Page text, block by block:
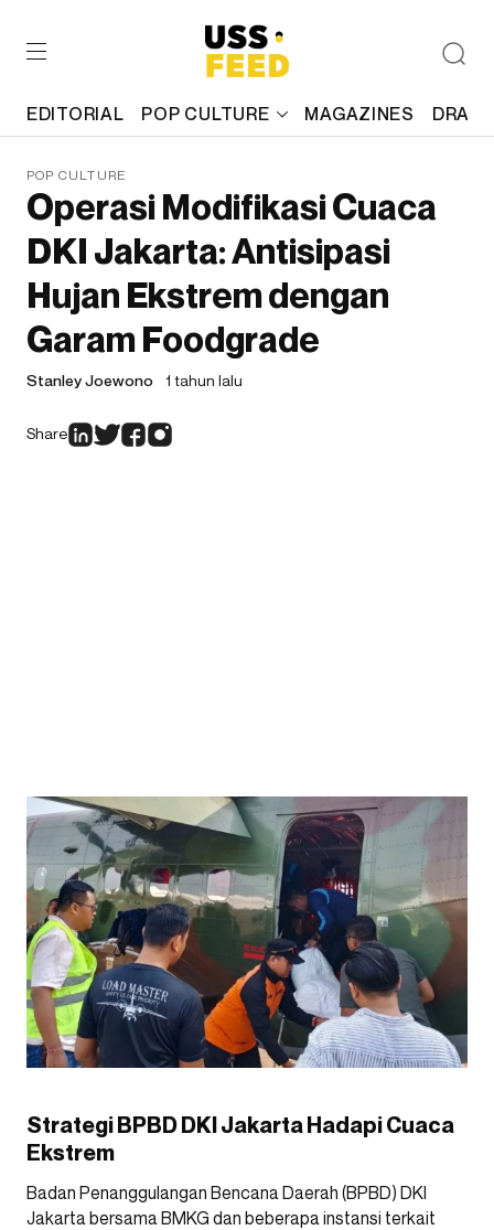
EDITORIAL POP CULTURE MAGAZINES
POP CULTURE
Operasi Modifikasi Cuaca
DKI Jakarta: Antisipasi
Hujan Ekstrem dengan
Garam Foodgrade
Stanley Joewono 1 tahun lalu
Share
Strategi BPBD DKI Jakarta Hadapi Cuaca
Ekstrem
Badan Penanggulangan Bencana Daerah (BPBD) DKI
Jakarta bersama BMKG dan beberapa instansi terkait